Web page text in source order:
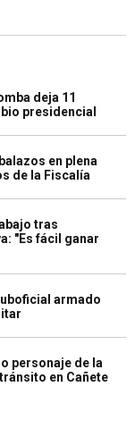
deja 11
presidencial
en plena
de la Fiscalía
tras
"Es fácil ganar
armado
personaje de la
en Cañete